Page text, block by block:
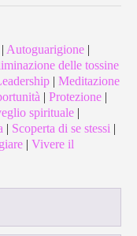
| Autoguarigione |
delle tossine
| Meditazione
| Protezione |
spirituale |
| Scoperta di se stessi |
| Vivere il